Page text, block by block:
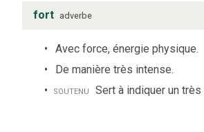
fort adverbe
Avec force, énergie physique.
De manière très intense.
soutenu Sert à indiquer un très